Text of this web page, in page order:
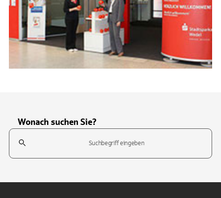
Wonach suchen Sie?
Suchfeld